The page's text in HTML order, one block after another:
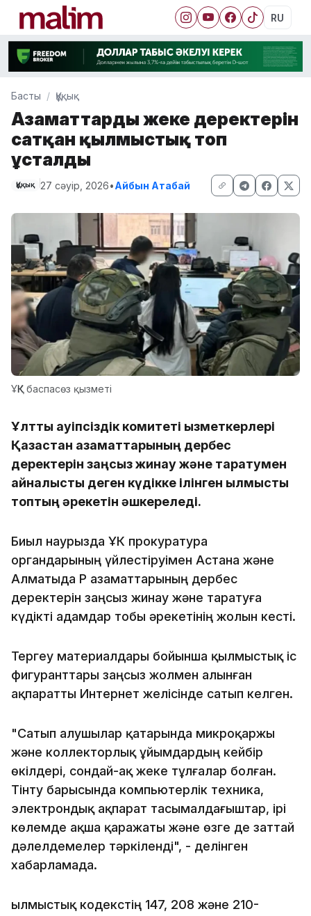
RU
Басты Құқық
Азаматтардың жеке деректерін
сатқан қылмыстық топ
ұсталды
Құқық 27 сәуір, 2026•Айбын Атабай
ҰҚК баспасөз қызметі
Ұлттық қауіпсіздік комитеті қызметкерлері
Қазақстан азаматтарының дербес
деректерін заңсыз жинау және таратумен
айналысты деген күдікке ілінген қылмыстық
топтың әрекетін әшкереледі.
Биыл наурызда ҰҚК прокуратура
органдарының үйлестіруімен Астана және
Алматыда ҚР азаматтарының дербес
деректерін заңсыз жинау және таратуға
күдікті адамдар тобы әрекетінің жолын кесті.
Тергеу материалдары бойынша қылмыстық іс
фигуранттары заңсыз жолмен алынған
ақпаратты Интернет желісінде сатып келген.
"Сатып алушылар қатарында микроқаржы
және коллекторлық ұйымдардың кейбір
өкілдері, сондай-ақ жеке тұлғалар болған.
Тінту барысында компьютерлік техника,
электрондық ақпарат тасымалдағыштар, ірі
көлемде ақша қаражаты және өзге де заттай
дәлелдемелер тәркіленді", - делінген
хабарламада.
Қылмыстық кодекстің 147, 208 және 210-